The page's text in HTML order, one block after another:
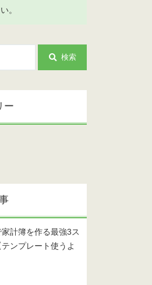
。
検索
ー
計簿を作る最強3ス
ンプレート使うよ